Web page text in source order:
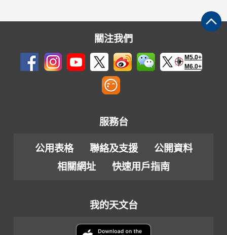
關注我們
M5.0+
M6.0+
服務台
公用表格 聯絡及支援
公開資料
相關網址
快速用戶指南
我的天文台